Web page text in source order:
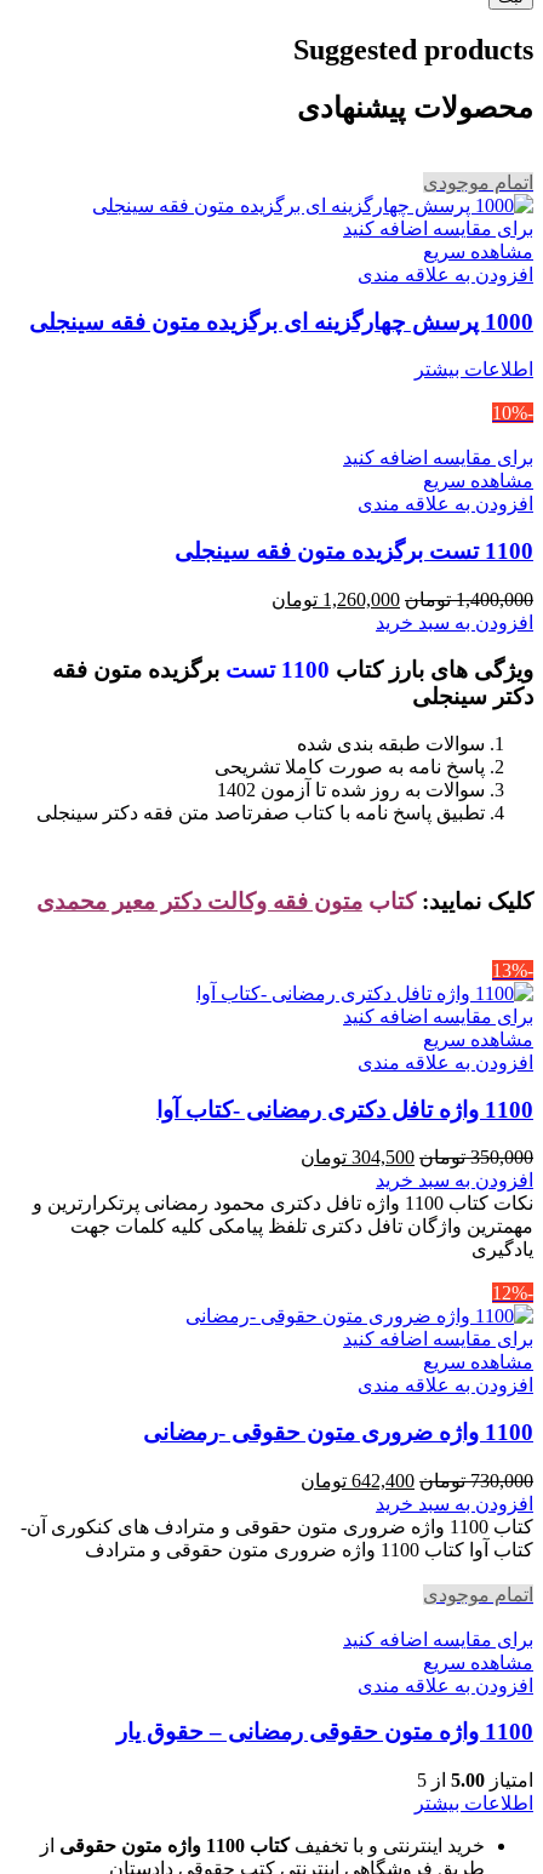
Suggested products
محصولات پیشنهادی
اتمام موجودی
برای مقایسه اضافه کنید
مشاهده سریع
افزودن به علاقه مندی
1000 پرسش چهارگزینه ای برگزیده متون فقه سینجلی
اطلاعات بیشتر
-10%
برای مقایسه اضافه کنید
مشاهده سریع
افزودن به علاقه مندی
1100 تست برگزیده متون فقه سینجلی
1,400,000 تومان قیمت
اصلی
بود.
1,260,000 تومان
است.
افزودن به سبد خرید
ویژگی های بارز کتاب 1100 تست
برگزیده متون فقه
دکتر سینجلی
سوالات طبقه بندی شده
پاسخ نامه به صورت کاملا تشریحی
سوالات به روز شده تا آزمون 1402
تطبیق پاسخ نامه با کتاب صفرتاصد متن فقه دکتر سینجلی
کلیک نمایید: کتاب متون فقه وکالت دکتر معیر محمدی
-13%
برای مقایسه اضافه کنید
مشاهده سریع
افزودن به علاقه مندی
1100 واژه تافل دکتری رمضانی -کتاب آوا
350,000 تومان قیمت
اصلی
350,000 تومان
بود.
304,500 تومان
304,500 تومان
است.
افزودن به سبد خرید
نکات کتاب 1100 واژه تافل دکتری محمود رمضانی پرتکرارترین و
مهمترین واژگان تافل دکتری تلفظ پیامکی کلیه کلمات جهت
یادگیری
-12%
برای مقایسه اضافه کنید
مشاهده سریع
افزودن به علاقه مندی
1100 واژه ضروری متون حقوقی -رمضانی
730,000 تومان قیمت
اصلی
730,000 تومان
بود.
642,400 تومان
642,400 تومان
است.
افزودن به سبد خرید
کتاب 1100 واژه ضروری متون حقوقی و مترادف های کنکوری آن-
کتاب آوا کتاب 1100 واژه ضروری متون حقوقی و مترادف
اتمام موجودی
برای مقایسه اضافه کنید
مشاهده سریع
افزودن به علاقه مندی
1100 واژه متون حقوقی رمضانی – حقوق یار
امتیاز 5.00 از 5
اطلاعات بیشتر
خرید اینترنتی و با تخفیفکتاب 1100 واژه متون حقوقی
از
طریق فروشگاهی اینترنتی کتب حقوقی دادستان